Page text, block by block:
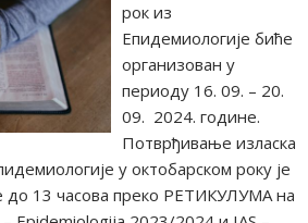
рок из
Епидемиологије биће
организован у
периоду 16. 09. – 20.
09. 2024. године.
Потврђивање изласка
у октобарском року је
до 13 часова преко РЕТИКУЛУМА на